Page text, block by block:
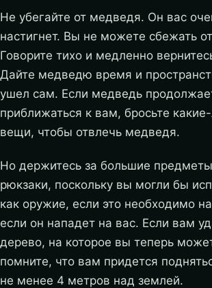
Не убегайте от медведя. Он вас
настигнет. Вы не можете сбежать
Говорите тихо и медленно
Дайте медведю время и
ушел сам. Если медведь
приближаться к вам, бросьте
вещи, чтобы отвлечь медведя.
Но держитесь за большие
рюкзаки, поскольку вы могли бы
как оружие, если это необходимо
если он нападет на вас. Если вам
дерево, на которое вы теперь
помните, что вам придется
не менее 4 метров над землей.